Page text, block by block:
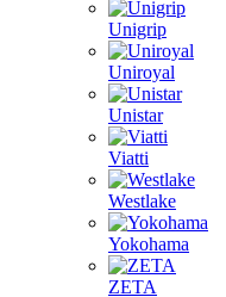
Unigrip
Uniroyal
Unistar
Viatti
Westlake
Yokohama
ZETA